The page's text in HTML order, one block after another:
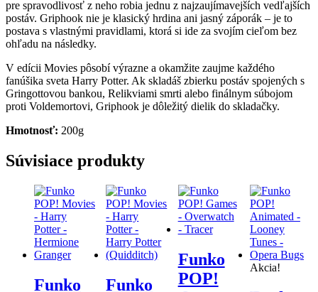
pre spravodlivosť z neho robia jednu z najzaujímavejších vedľajších
postáv. Griphook nie je klasický hrdina ani jasný záporák – je to
postava s vlastnými pravidlami, ktorá si ide za svojím cieľom bez
ohľadu na následky.
V edícii Movies pôsobí výrazne a okamžite zaujme každého
fanúšika sveta Harry Potter. Ak skladáš zbierku postáv spojených s
Gringottovou bankou, Relikviami smrti alebo finálnym súbojom
proti Voldemortovi, Griphook je dôležitý dielik do skladačky.
Hmotnosť: 200g
Súvisiace produkty
Funko
Funko
Funko
POP!
Akcia!